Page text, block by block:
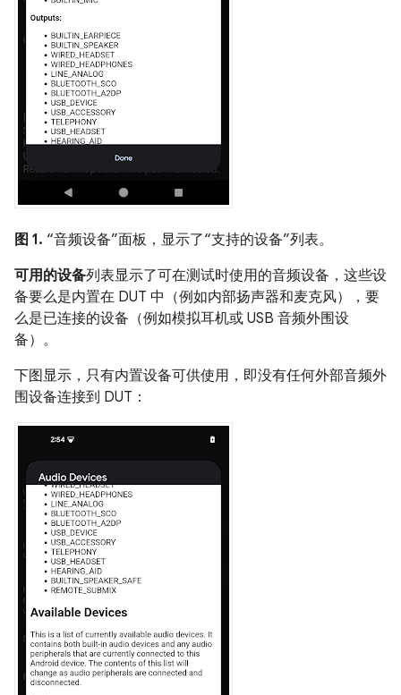
图 1. “音频设备”面板，显示了“支持的设备”列表。
可用的设备列表显示了可在测试时使用的音频设备，这些设
备要么是内置在 DUT 中（例如内部扬声器和麦克风），要
么是已连接的设备（例如模拟耳机或 USB 音频外围设
备）。
下图显示，只有内置设备可供使用，即没有任何外部音频外
围设备连接到 DUT：